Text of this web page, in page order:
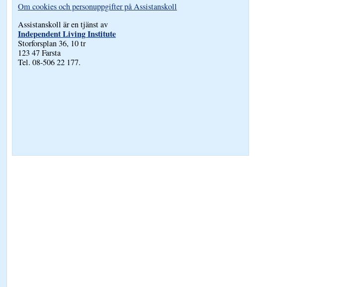
Om cookies och personuppgifter på Assistanskoll
Assistanskoll är en tjänst av
Independent Living Institute
Storforsplan 36, 10 tr
123 47 Farsta
Tel. 08-506 22 177.